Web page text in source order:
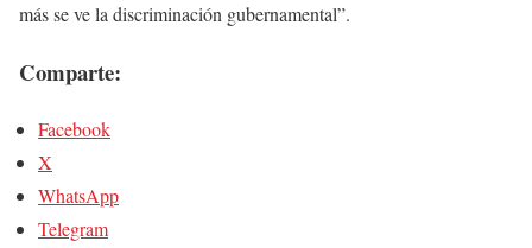
más se ve la discriminación gubernamental”.
Comparte:
Facebook
X
WhatsApp
Telegram